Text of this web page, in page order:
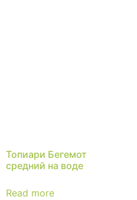
Топиари Бегемот
средний на воде
Read more